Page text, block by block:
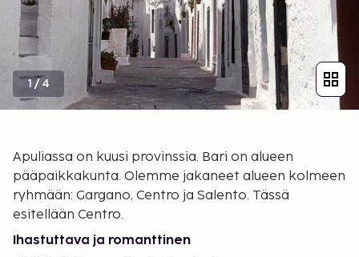
1 /4
Apuliassa on kuusi provinssia. Bari on alueen
pääpaikkakunta. Olemme jakaneet alueen kolmeen
ryhmään: Gargano, Centro ja Salento. Tässä
esitellään Centro.
Ihastuttava ja romanttinen